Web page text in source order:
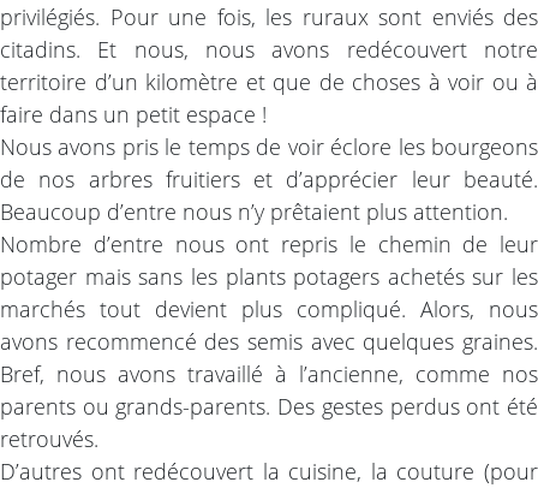
privilégiés. Pour une fois, les ruraux sont enviés des
citadins. Et nous, nous avons redécouvert notre
territoire d’un kilomètre et que de choses à voir ou à
faire dans un petit espace !
Nous avons pris le temps de voir éclore les bourgeons
de nos arbres fruitiers et d’apprécier leur beauté.
Beaucoup d’entre nous n’y prêtaient plus attention.
Nombre d’entre nous ont repris le chemin de leur
potager mais sans les plants potagers achetés sur les
marchés tout devient plus compliqué. Alors, nous
avons recommencé des semis avec quelques graines.
Bref, nous avons travaillé à l’ancienne, comme nos
parents ou grands-parents. Des gestes perdus ont été
retrouvés.
D’autres ont redécouvert la cuisine, la couture (pour